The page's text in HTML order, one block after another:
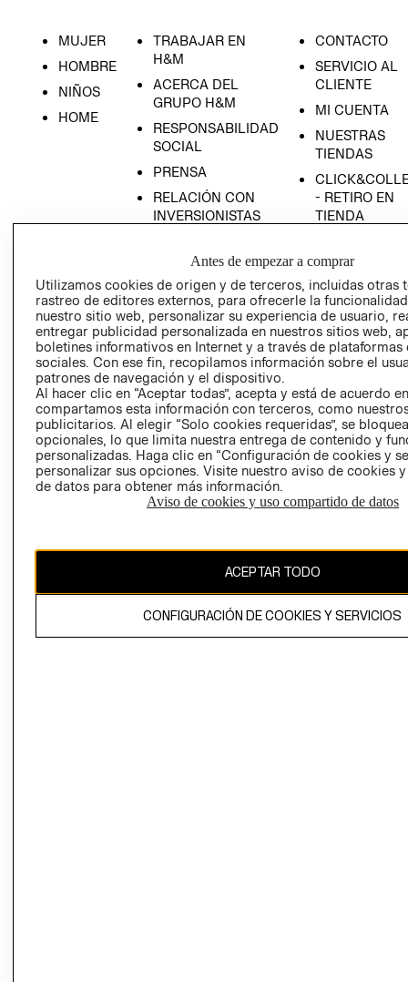
MUJER
HOMBRE
NIÑOS
HOME
TRABAJAR EN
H&M
ACERCA DEL
GRUPO H&M
RESPONSABILIDAD
SOCIAL
PRENSA
RELACIÓN CON
INVERSIONISTAS
EMPRESARIAL
CONTACTO
SERVICIO AL
CLIENTE
MI CUENTA
NUESTRAS
TIENDAS
- RETIRO EN
TIENDA
CONDICIONES
AVISO DE
PRIVACIDAD
GIFT CARD
AVISO DE
COOKIES
El contenido de esta página web está protegido por copyright y es
Antes de empezar a comprar
Utilizamos cookies de origen y de terceros, incluidas otras
rastreo de editores externos, para ofrecerle la
nuestro sitio web, personalizar su experiencia de usuario,
entregar publicidad personalizada en nuestros sitios web,
boletines informativos en Internet y a través de plataformas
sociales. Con ese fin, recopilamos información sobre el
patrones de navegación y el dispositivo.
Al hacer clic en “Aceptar todas”, acepta y está de acuerdo
compartamos esta información con terceros, como
publicitarios. Al elegir “Solo cookies requeridas”, se
opcionales, lo que limita nuestra entrega de contenido y
personalizadas. Haga clic en “Configuración de cookies y
personalizar sus opciones. Visite nuestro aviso de cookies
de datos para obtener más información.
Aviso de cookies y uso compartido de datos
ACEPTAR TODO
CONFIGURACIÓN DE COOKIES Y SERVICIOS